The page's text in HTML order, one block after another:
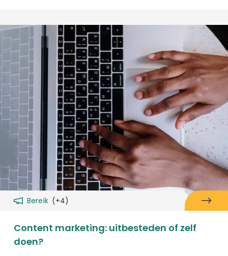
Bereik (+4)
Content marketing: uitbesteden of zelf
doen?